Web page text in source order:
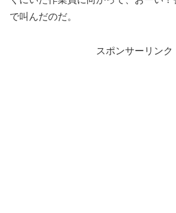
で叫んだのだ。
スポンサーリンク